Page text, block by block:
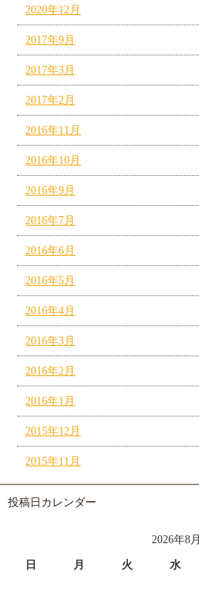
2020年12月
2017年9月
2017年3月
2017年2月
2016年11月
2016年10月
2016年9月
2016年7月
2016年6月
2016年5月
2016年4月
2016年3月
2016年2月
2016年1月
2015年12月
2015年11月
投稿日カレンダー
2026年8月
日 月 火 水